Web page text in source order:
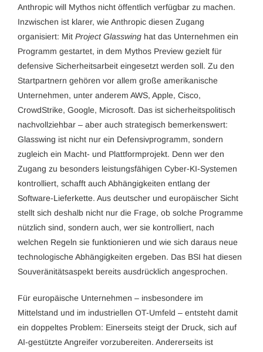
Anthropic will Mythos nicht öffentlich verfügbar zu machen.
Inzwischen ist klarer, wie Anthropic diesen Zugang
organisiert: Mit Project Glasswing hat das Unternehmen ein
Programm gestartet, in dem Mythos Preview gezielt für
defensive Sicherheitsarbeit eingesetzt werden soll. Zu den
Startpartnern gehören vor allem große amerikanische
Unternehmen, unter anderem AWS, Apple, Cisco,
CrowdStrike, Google, Microsoft. Das ist sicherheitspolitisch
nachvollziehbar – aber auch strategisch bemerkenswert:
Glasswing ist nicht nur ein Defensivprogramm, sondern
zugleich ein Macht- und Plattformprojekt. Denn wer den
Zugang zu besonders leistungsfähigen Cyber-KI-Systemen
kontrolliert, schafft auch Abhängigkeiten entlang der
Software-Lieferkette. Aus deutscher und europäischer Sicht
stellt sich deshalb nicht nur die Frage, ob solche Programme
nützlich sind, sondern auch, wer sie kontrolliert, nach
welchen Regeln sie funktionieren und wie sich daraus neue
technologische Abhängigkeiten ergeben. Das BSI hat diesen
Souveränitätsaspekt bereits ausdrücklich angesprochen.
Für europäische Unternehmen – insbesondere im
Mittelstand und im industriellen OT-Umfeld – entsteht damit
ein doppeltes Problem: Einerseits steigt der Druck, sich auf
AI-gestützte Angreifer vorzubereiten. Andererseits ist